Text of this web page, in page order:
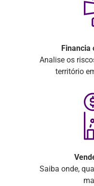
Financia
Analise os
território
Saiba onde,